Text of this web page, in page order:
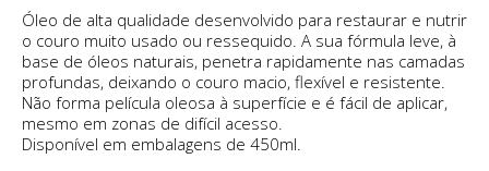
Óleo de alta qualidade desenvolvido para restaurar e nutrir
o couro muito usado ou ressequido. A sua fórmula leve, à
base de óleos naturais, penetra rapidamente nas camadas
profundas, deixando o couro macio, flexível e resistente.
Não forma película oleosa à superfície e é fácil de aplicar,
mesmo em zonas de difícil acesso.
Disponível em embalagens de 450ml.